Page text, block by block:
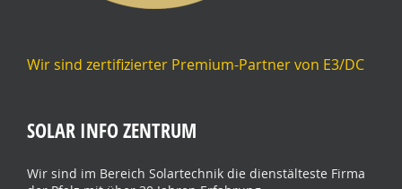
Wir sind zertifizierter Premium-Partner von E3/DC
SOLAR INFO ZENTRUM
Wir sind im Bereich Solartechnik die dienstälteste Firma